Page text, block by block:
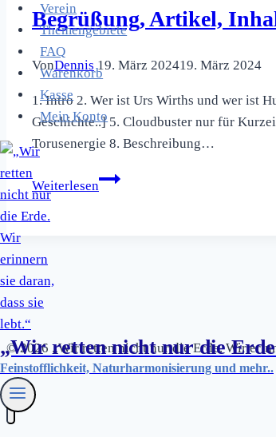
Verein
Themengebiete
FAQ
Warenkorb
Kasse
Mein Konto
„Wir retten nicht nur die
Feinstofflichkeit, Naturharmonisierung und mehr..
Begrüßung, Artikel,
VonDennis 19. März 202419. März 2024
1. Intro 2. Wer ist Urs Wirths und wer ist
Geschichte..] 5. Cloudbuster nur für
Torusenergie 8. Beschreibung…
Weiterlesen
Begrüßung,
NHS
2.0
© 2026 „Wir retten nicht nur die Erde. Wir